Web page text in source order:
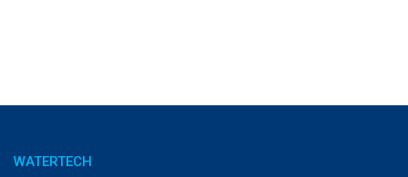
WATERTECH